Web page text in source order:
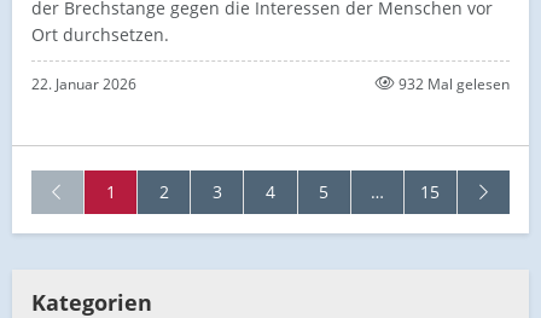
der Brechstange gegen die Interessen der Menschen vor
Ort durchsetzen.
22. Januar 2026 932 Mal gelesen
1 2 3 4 5 … 15
Kategorien